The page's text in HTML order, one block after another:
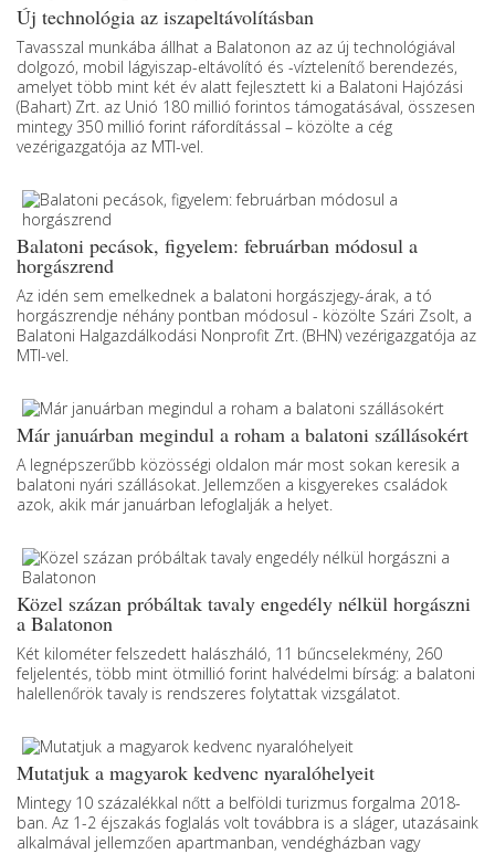
Új technológia az iszapeltávolításban
Tavasszal munkába állhat a Balatonon az az új technológiával
dolgozó, mobil lágyiszap-eltávolító és -víztelenítő berendezés,
amelyet több mint két év alatt fejlesztett ki a Balatoni Hajózási
(Bahart) Zrt. az Unió 180 millió forintos támogatásával, összesen
mintegy 350 millió forint ráfordítással – közölte a cég
vezérigazgatója az MTI-vel.
Balatoni pecások, figyelem: februárban módosul a
horgászrend
Az idén sem emelkednek a balatoni horgászjegy-árak, a tó
horgászrendje néhány pontban módosul - közölte Szári Zsolt, a
Balatoni Halgazdálkodási Nonprofit Zrt. (BHN) vezérigazgatója az
MTI-vel.
Már januárban megindul a roham a balatoni szállásokért
A legnépszerűbb közösségi oldalon már most sokan keresik a
balatoni nyári szállásokat. Jellemzően a kisgyerekes családok
azok, akik már januárban lefoglalják a helyet.
Közel százan próbáltak tavaly engedély nélkül horgászni
a Balatonon
Két kilométer felszedett halászháló, 11 bűncselekmény, 260
feljelentés, több mint ötmillió forint halvédelmi bírság: a balatoni
halellenőrök tavaly is rendszeres folytattak vizsgálatot.
Mutatjuk a magyarok kedvenc nyaralóhelyeit
Mintegy 10 százalékkal nőtt a belföldi turizmus forgalma 2018-
ban. Az 1-2 éjszakás foglalás volt továbbra is a sláger, utazásaink
alkalmával jellemzően apartmanban, vendégházban vagy